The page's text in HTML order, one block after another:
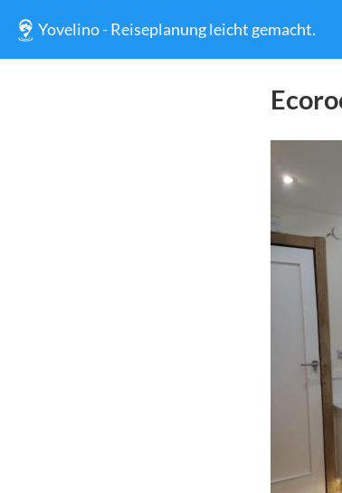
Yovelino - Reiseplanung leicht gemacht.